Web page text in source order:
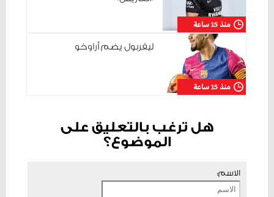
منذ 15 ساعة
منذ 15 ساعة
ليفربول يضم أراوخو
هل ترغب بالتعليق على
الموضوع؟
الاسم: